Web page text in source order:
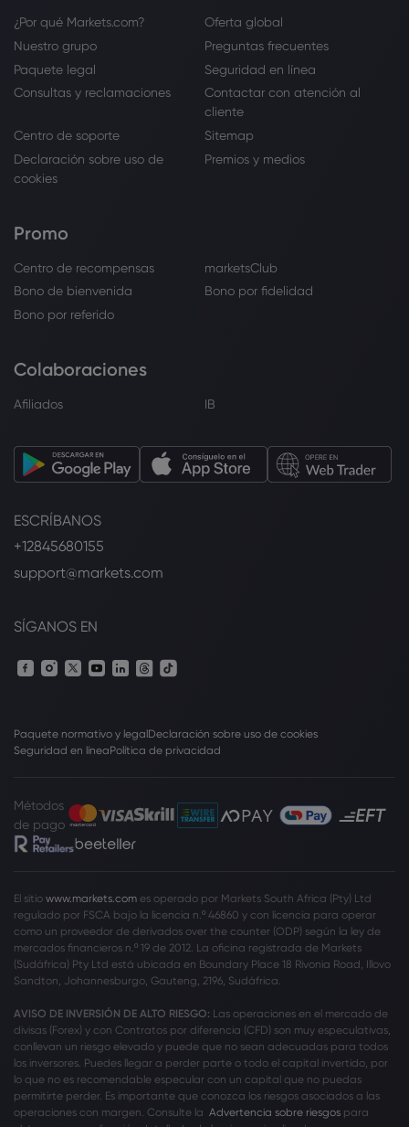
¿Por qué Markets.com?
Oferta global
Nuestro grupo
Preguntas frecuentes
Paquete legal
Seguridad en línea
Consultas y reclamaciones
Contactar con atención al
cliente
Centro de soporte
Sitemap
Declaración sobre uso de
cookies
Premios y medios
Promo
Centro de recompensas
marketsClub
Bono de bienvenida
Bono por fidelidad
Bono por referido
Colaboraciones
Afiliados IB
ESCRÍBANOS
+12845680155
support@markets.com
SÍGANOS EN
Paquete normativo y legalDeclaración sobre uso de cookies
Seguridad en líneaPolítica de privacidad
Métodos
de pago
El sitio www.markets.com es operado por Markets South Africa (Pty) Ltd
regulado por FSCA bajo la licencia n.º 46860 y con licencia para operar
como un proveedor de derivados over the counter (ODP) según la ley de
mercados financieros n.º 19 de 2012. La oficina registrada de Markets
(Sudáfrica) Pty Ltd está ubicada en Boundary Place 18 Rivonia Road, Illovo
Sandton, Johannesburgo, Gauteng, 2196, Sudáfrica.
AVISO DE INVERSIÓN DE ALTO RIESGO: Las operaciones en el mercado de
divisas (Forex) y con Contratos por diferencia (CFD) son muy especulativas,
conllevan un riesgo elevado y puede que no sean adecuadas para todos
los inversores. Puedes llegar a perder parte o todo el capital invertido, por
lo que no es recomendable especular con un capital que no puedas
permitirte perder. Es importante que conozca los riesgos asociados a las
operaciones con margen. Consulte la Advertencia sobre riesgos para